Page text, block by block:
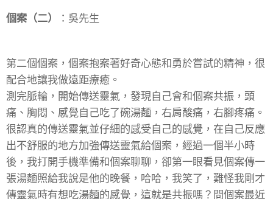
個案（二） ：吳先生
第二個個案，個案抱案著好奇心態和勇於嘗試的精神，很
配合地讓我做遠距療癒。
測完脈輪，開始傳送靈氣，發現自己會和個案共振，頭
痛、胸悶、感覺自己吃了碗湯麵，右肩酸痛，右腳疼痛。
很認真的傳送靈氣並仔細的感受自己的感覺，在自己反應
出不舒服的地方加強傳送靈氣給個案，經過一個半小時
後，我打開手機準備和個案聊聊，卻第一眼看見個案傳一
張湯麵照給我說是他的晚餐，哈哈，我笑了，難怪我剛才
傳靈氣時有想吃湯麵的感覺，這就是共振嗎？問個案最近